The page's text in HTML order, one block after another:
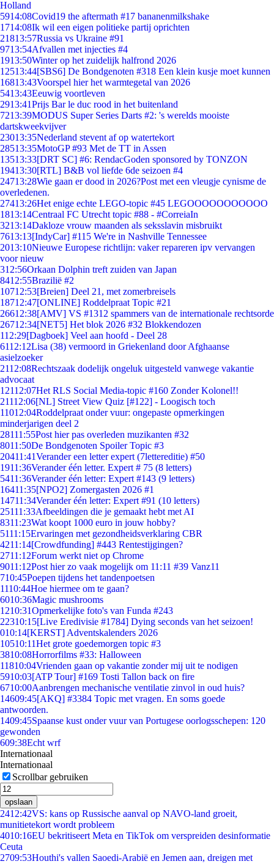
Holland
5914:08Covid19 the aftermath #17 bananenmilkshake
1714:08Ik wil een eigen politieke partij oprichten
21813:57Russia vs Ukraine #91
9713:54Afvallen met injecties #4
1913:50Winter op het zuidelijk halfrond 2026
12513:44[SBS6] De Bondgenoten #318 Een klein kusje moet kunnen
16813:43Voorspel hier het warmtegetal van 2026
5413:43Eeuwig voortleven
2913:41Prijs Bar le duc rood in het buitenland
7213:39MODUS Super Series Darts #2: 's werelds mooiste
dartskweekvijver
23013:35Nederland stevent af op watertekort
28513:35MotoGP #93 Met de TT in Assen
13513:33[DRT SC] #6: RendacGoden sponsored by TONZON
19413:30[RTL] B&B vol liefde 6de seizoen #4
24713:28Wie gaan er dood in 2026?Post met een vleugje cynisme de
overledenen.
27413:26Het enige echte LEGO-topic #45 LEGOOOOOOOOOOO
1813:14Centraal FC Utrecht topic #88 - #CorreiaIn
3213:14Dakloze vrouw maanden als seksslavin misbruikt
7613:13[IndyCar] #115 We're in Nashville Tennessee
2013:10Nieuwe Europese richtlijn: vaker repareren ipv vervangen
voor nieuw
312:56Orkaan Dolphin treft zuiden van Japan
8412:55Brazilië #2
10712:53[Breien] Deel 21, met zomerbreisels
18712:47[ONLINE] Roddelpraat Topic #21
26612:38[AMV] VS #1312 spammers van de internationale rechtsorde
26712:34[NET5] Het blok 2026 #32 Blokkendozen
112:29[Dagboek] Veel aan hoofd - Deel 28
6112:12Lisa (38) vermoord in Griekenland door Afghaanse
asielzoeker
2112:08Rechtszaak dodelijk ongeluk uitgesteld vanwege vakantie
advocaat
12112:07Het RLS Social Media-topic #160 Zonder Kolonel!!
21112:06[NL] Street View Quiz [#122] - Loogisch toch
11012:04Roddelpraat onder vuur: ongepaste opmerkingen
minderjarigen deel 2
28111:55Post hier pas overleden muzikanten #32
8011:50De Bondgenoten Spoiler Topic #3
20411:41Verander een letter expert (7lettereditie) #50
1911:36Verander één letter. Expert # 75 (8 letters)
5411:36Verander één letter: Expert #143 (9 letters)
16411:35[NPO2] Zomergasten 2026 #1
14711:34Verander één letter: Expert #91 (10 letters)
25111:33Afbeeldingen die je gemaakt hebt met AI
8311:23Wat koopt 1000 euro in jouw hobby?
5111:15Ervaringen met gezondheidsverklaring CBR
4211:14[Crowdfunding] #443 Rentestijgingen?
2711:12Forum werkt niet op Chrome
9011:12Post hier zo vaak mogelijk om 11:11 #39 Vanz11
710:45Poepen tijdens het tandenpoetsen
1110:44Hoe hiermee om te gaan?
6010:36Magic mushrooms
1210:31Opmerkelijke foto's van Funda #243
22310:15[Live Eredivisie #1784] Dying seconds van het seizoen!
010:14[KERST] Adventskalenders 2026
10510:11Het grote goedemorgen topic #3
3810:08Horrorfilms #33: Halloween
11810:04Vrienden gaan op vakantie zonder mij uit te nodigen
5910:03[ATP Tour] #169 Tosti Tallon back on fire
6710:00Aanbrengen mechanische ventilatie zinvol in oud huis?
14609:45[AKQ] #3384 Topic met vragen. En soms goede
antwoorden.
1409:45Spaanse kust onder vuur van Portugese oorlogsschepen: 120
gewonden
609:38Echt wrf
Internationaal
Internationaal
Scrollbar gebruiken
opslaan
2412:42VS: kans op Russische aanval op NAVO-land groeit,
munitietekort wordt probleem
4010:16EU bekritiseert Meta en TikTok om verspreiden desinformatie
Ceuta
2709:53Houthi's vallen Saoedi-Arabië en Jemen aan, dreigen met